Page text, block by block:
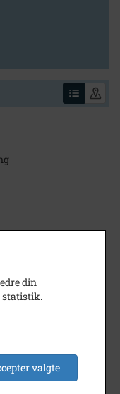
Brugsforening
din
statistik.
valgte